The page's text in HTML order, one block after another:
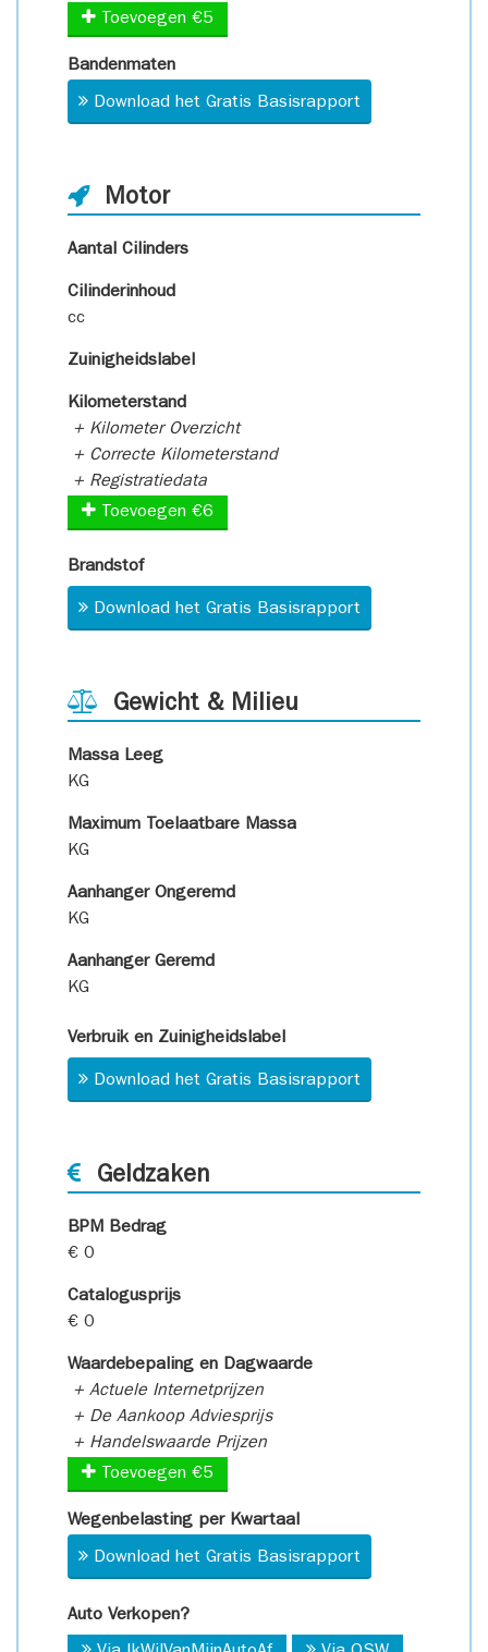
Toevoegen €5
Bandenmaten
Download het Gratis Basisrapport
Motor
Aantal Cilinders
Cilinderinhoud
cc
Zuinigheidslabel
Kilometerstand
+ Kilometer Overzicht
+ Correcte Kilometerstand
+ Registratiedata
Toevoegen €6
Brandstof
Download het Gratis Basisrapport
Gewicht & Milieu
Massa Leeg
KG
Maximum Toelaatbare Massa
KG
Aanhanger Ongeremd
KG
Aanhanger Geremd
KG
Verbruik en Zuinigheidslabel
Download het Gratis Basisrapport
Geldzaken
BPM Bedrag
€ 0
Catalogusprijs
€ 0
Waardebepaling en Dagwaarde
+ Actuele Internetprijzen
+ De Aankoop Adviesprijs
+ Handelswaarde Prijzen
Toevoegen €5
Wegenbelasting per Kwartaal
Download het Gratis Basisrapport
Auto Verkopen?